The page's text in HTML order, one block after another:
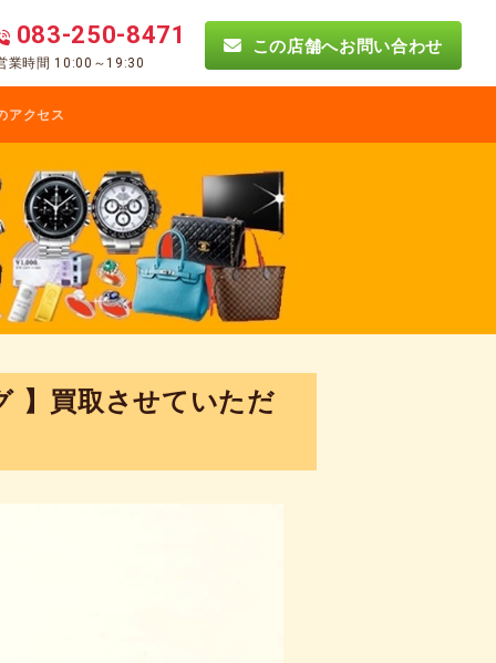
083-250-8471
業時間 10:00～19:30
この店舗へお問い合わせ
アクセス
】買取させていただ